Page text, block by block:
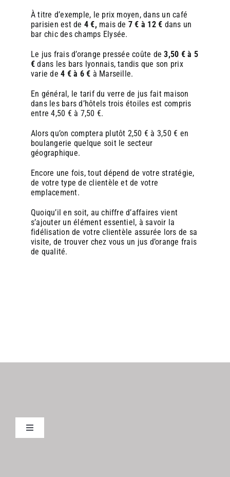
À titre d’exemple, le prix moyen, dans un café
parisien est de 4 €, mais de 7 € à 12 € dans un
bar chic des champs Elysée.
Le jus frais d’orange pressée coûte de3,50 € à 5
€dans les bars lyonnais, tandis que son prix
varie de4 € à 6 € à Marseille.
En général, le tarif du verre de jus fait maison
dans les bars d’hôtels trois étoiles est compris
entre 4,50 € à 7,50 €.
Alors qu’on comptera plutôt 2,50 € à 3,50 € en
boulangerie quelque soit le secteur
géographique.
Encore une fois, tout dépend de votre stratégie,
de votre type de clientèle et de votre
emplacement.
Quoiqu’il en soit, au chiffre d’affaires vient
s’ajouter un élément essentiel, à savoir la
fidélisation de votre clientèle assurée lors de sa
visite, de trouver chez vous un jus d’orange frais
de qualité.